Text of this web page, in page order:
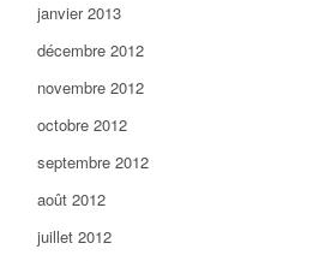
janvier 2013
décembre 2012
novembre 2012
octobre 2012
septembre 2012
août 2012
juillet 2012